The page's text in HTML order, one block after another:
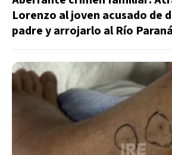
Lorenzo al joven acusado de
padre y arrojarlo al Río Paraná